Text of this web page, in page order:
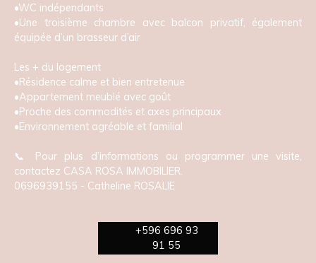
•WC indépendants
•Une troisième chambre avec balcon privatif, également
équipée d’un brasseur d’air
Les + du logement
•Résidence calme et bien entretenue
•Appartement meublé avec goût
•Proche des commodités et axes principaux
•Environnement agréable et familial
📞 Pour plus d’informations ou programmer une visite,
contactez CASA ROSA IMMOBILIER.
0696939155 - Catheline ROSALIE
+596 696 93
91 55